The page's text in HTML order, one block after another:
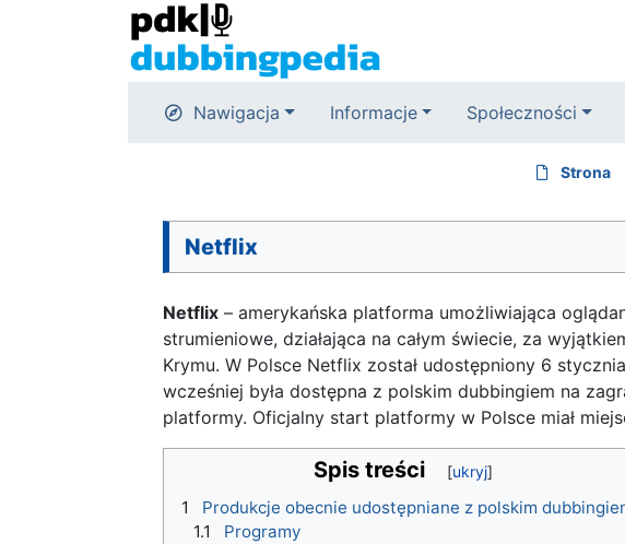
Nawigacja Informacje Społeczności
Strona
Netflix
Netflix – amerykańska platforma umożliwiająca
strumieniowe, działająca na całym świecie, za
Krymu. W Polsce Netflix został udostępniony 6 stycznia
wcześniej była dostępna z polskim dubbingiem na
platformy. Oficjalny start platformy w Polsce miał
Spis treści
1
Produkcje obecnie udostępniane z polskim
1.1
Programy